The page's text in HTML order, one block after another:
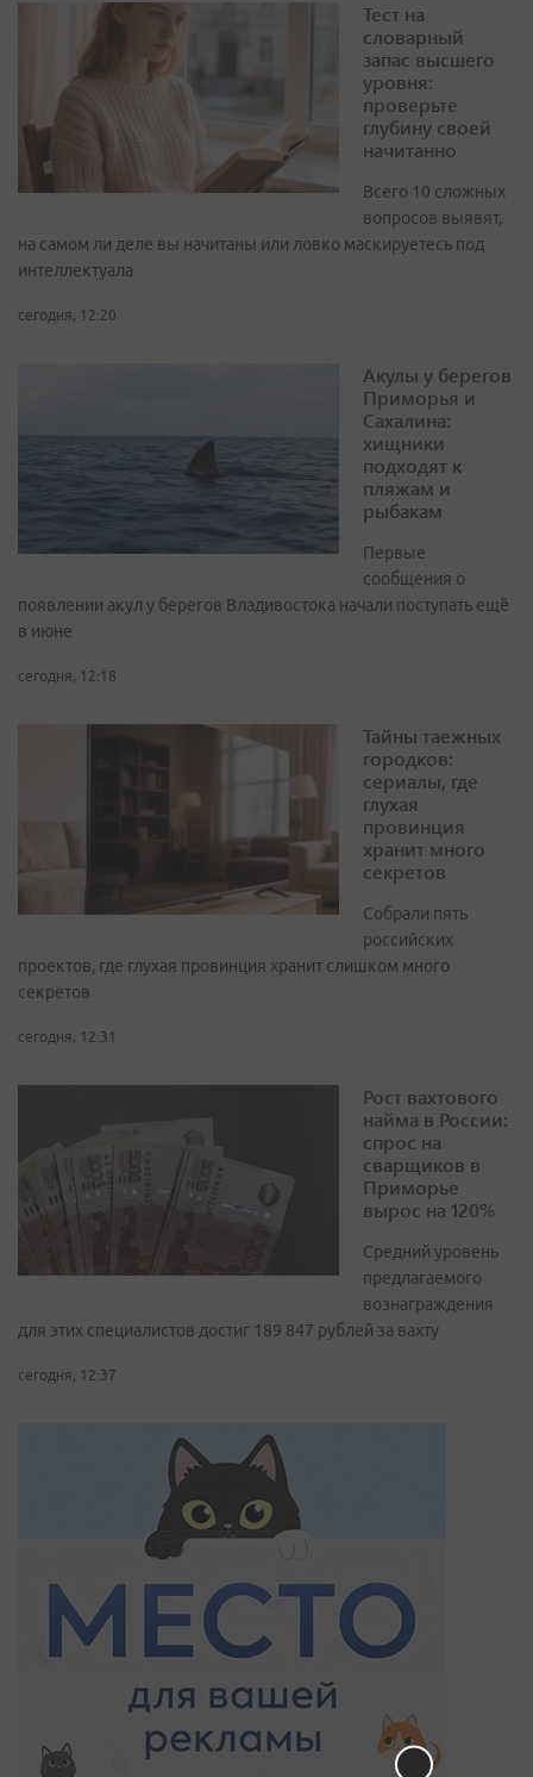
Тест на
словарный
запас высшего
уровня:
проверьте
глубину своей
начитанно
Всего 10 сложных
вопросов выявят,
на самом ли деле вы начитаны или ловко маскируетесь под
интеллектуала
сегодня, 12:20
Акулы у берегов
Приморья и
Сахалина:
хищники
подходят к
пляжам и
рыбакам
Первые
сообщения о
появлении акул у берегов Владивостока начали поступать ещё
в июне
сегодня, 12:18
Тайны таежных
городков:
сериалы, где
глухая
провинция
хранит много
секретов
Собрали пять
российских
проектов, где глухая провинция хранит слишком много
секретов
сегодня, 12:31
Рост вахтового
найма в России:
спрос на
сварщиков в
Приморье
вырос на 120%
Средний уровень
предлагаемого
вознаграждения
для этих специалистов достиг 189 847 рублей за вахту
сегодня, 12:37